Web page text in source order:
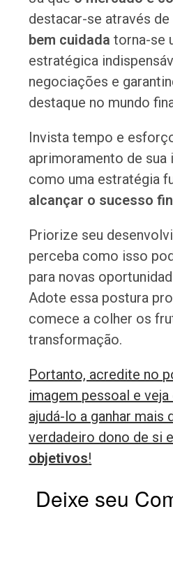
destacar-se através de
bem cuidada torna-se
estratégica
negociações e
destaque no mundo
Invista tempo e
aprimoramento de sua
como uma estratégia
alcançar o sucesso
Priorize seu
perceba como isso
para novas
Adote essa postura
comece a colher os
transformação.
Portanto, acredite no
imagem pessoal e
ajudá-lo a ganhar mais
verdadeiro dono de si e
objetivos!
Deixe seu